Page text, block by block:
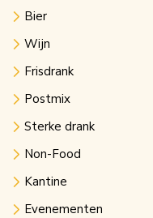
Bier
Wijn
Frisdrank
Postmix
Sterke drank
Non-Food
Kantine
Evenementen